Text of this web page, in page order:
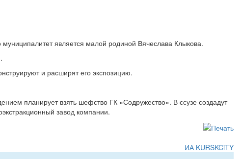
является малой родиной Вячеслава Клыкова.
и расширят его экспозицию.
планирует взять шефство ГК «Содружество». В ссузе создадут
завод компании.
ИА KURSKCiTY